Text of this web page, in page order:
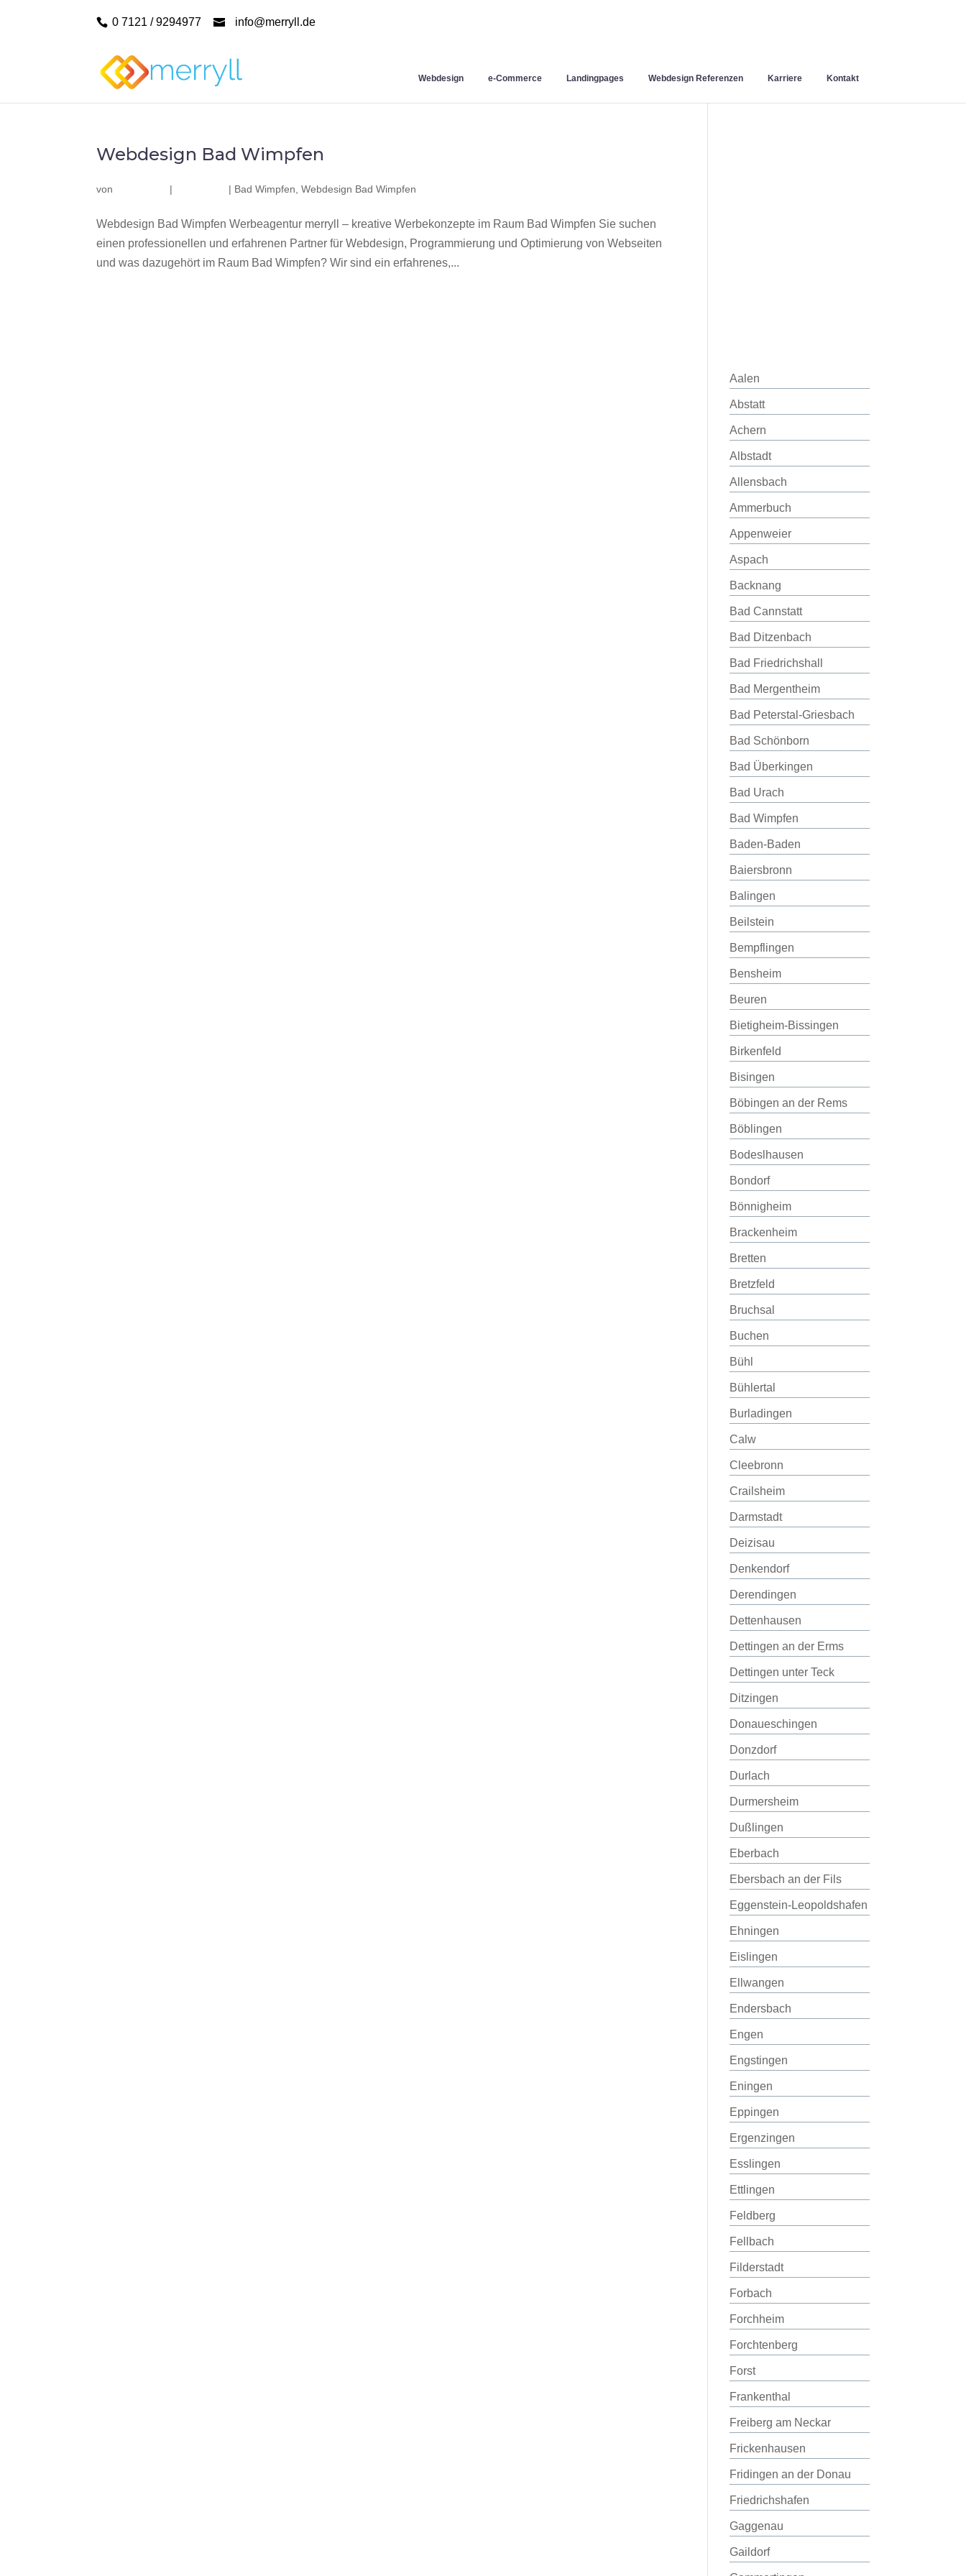
0 7121 / 9294977 info@merryll.de
Webdesign e-Commerce Landingpages Webdesign Referenzen Karriere Kontakt
Webdesign Bad Wimpfen
von | | Bad Wimpfen ,Webdesign Bad Wimpfen
Webdesign Bad Wimpfen Werbeagentur merryll – kreative Werbekonzepte im Raum Bad Wimpfen Sie suchen
einen professionellen und erfahrenen Partner für Webdesign, Programmierung und Optimierung von Webseiten
und was dazugehört im Raum Bad Wimpfen? Wir sind ein erfahrenes,...
Aalen
Abstatt
Achern
Albstadt
Allensbach
Ammerbuch
Appenweier
Aspach
Backnang
Bad Cannstatt
Bad Ditzenbach
Bad Friedrichshall
Bad Mergentheim
Bad Peterstal-Griesbach
Bad Schönborn
Bad Überkingen
Bad Urach
Bad Wimpfen
Baden-Baden
Baiersbronn
Balingen
Beilstein
Bempflingen
Bensheim
Beuren
Bietigheim-Bissingen
Birkenfeld
Bisingen
Böbingen an der Rems
Böblingen
Bodeslhausen
Bondorf
Bönnigheim
Brackenheim
Bretten
Bretzfeld
Bruchsal
Buchen
Bühl
Bühlertal
Burladingen
Calw
Cleebronn
Crailsheim
Darmstadt
Deizisau
Denkendorf
Derendingen
Dettenhausen
Dettingen an der Erms
Dettingen unter Teck
Ditzingen
Donaueschingen
Donzdorf
Durlach
Durmersheim
Dußlingen
Eberbach
Ebersbach an der Fils
Eggenstein-Leopoldshafen
Ehningen
Eislingen
Ellwangen
Endersbach
Engen
Engstingen
Eningen
Eppingen
Ergenzingen
Esslingen
Ettlingen
Feldberg
Fellbach
Filderstadt
Forbach
Forchheim
Forchtenberg
Forst
Frankenthal
Freiberg am Neckar
Frickenhausen
Fridingen an der Donau
Friedrichshafen
Gaggenau
Gaildorf